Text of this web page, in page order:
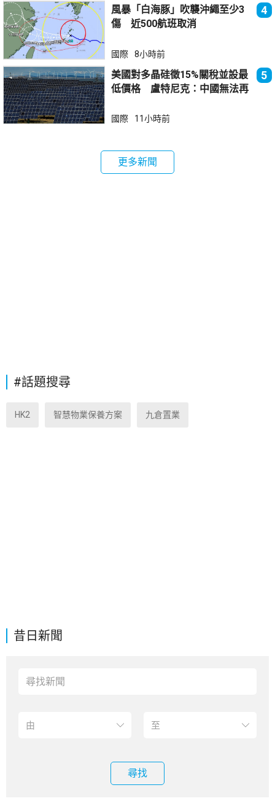
昔日新聞
尋找
風暴「白海豚」吹襲沖繩至少3
傷 近500航班取消
4
國際 8小時前
美國對多晶硅徵15%關稅並設最
低價格 盧特尼克：中國無法再
5
國際 11小時前
更多新聞
#話題搜尋
HK2 智慧物業保養方案 九倉置業